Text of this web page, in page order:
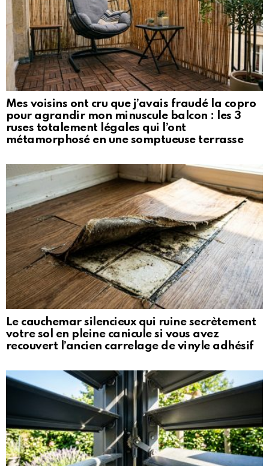
Mes voisins ont cru que j’avais fraudé la copro
pour agrandir mon minuscule balcon : les 3
ruses totalement légales qui l’ont
métamorphosé en une somptueuse terrasse
Le cauchemar silencieux qui ruine secrètement
votre sol en pleine canicule si vous avez
recouvert l’ancien carrelage de vinyle adhésif